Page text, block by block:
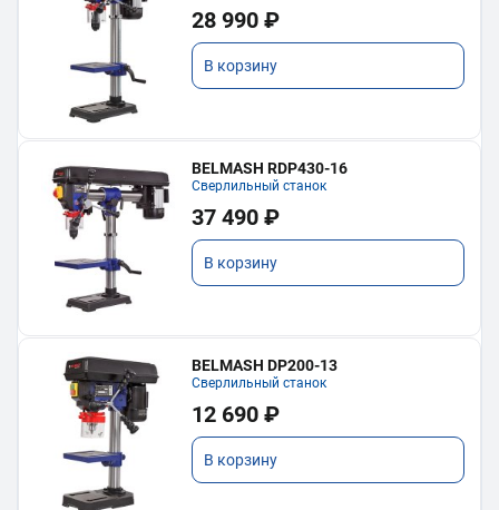
28 990 ₽
В корзину
BELMASH RDP430-16
Сверлильный станок
37 490 ₽
В корзину
BELMASH DP200-13
Сверлильный станок
12 690 ₽
В корзину